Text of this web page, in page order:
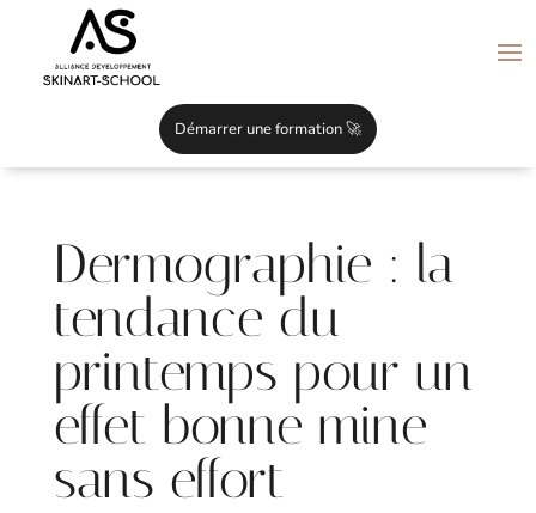
Démarrer une formation 🚀
Dermographie : la
tendance du
printemps pour un
effet bonne mine
sans effort